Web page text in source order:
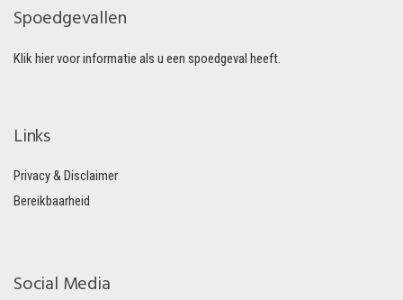
Spoedgevallen
Klik hier voor informatie als u een spoedgeval heeft.
Links
Privacy & Disclaimer
Bereikbaarheid
Social Media